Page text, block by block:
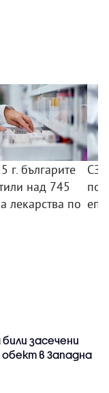
г. българите
над 745
лекарства по
засечени
в Западна